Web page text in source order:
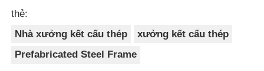
thẻ:
Nhà xưởng kết cấu thép
xưởng kết cấu thép
Prefabricated Steel Frame